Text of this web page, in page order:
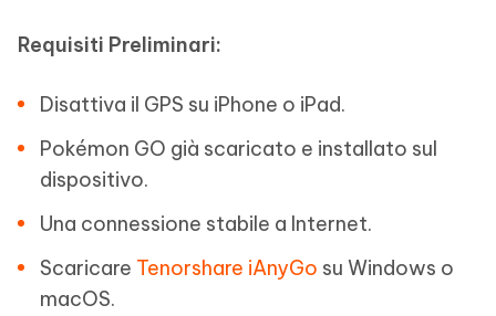
Requisiti Preliminari:
Disattiva il GPS su iPhone o iPad.
Pokémon GO già scaricato e installato sul
dispositivo.
Una connessione stabile a Internet.
Scaricare Tenorshare iAnyGo su Windows o
macOS.